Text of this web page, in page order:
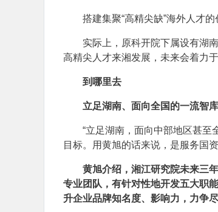
搭建集聚“高精尖缺”海外人才
实际上，原科开院下属设有湖
高精尖人才来湘发展，未来会着力
到哪里去
立足湖南、面向全国的一流智库
“立足湖南，面向中部地区甚至
目标。用黄旭的话来说，是服务国
黄旭介绍，湘江研究院未来三
专业团队，有针对性地开发五大职
升企业品牌知名度、影响力，力争